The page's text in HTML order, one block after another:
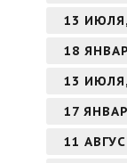
13
18
13
17
11